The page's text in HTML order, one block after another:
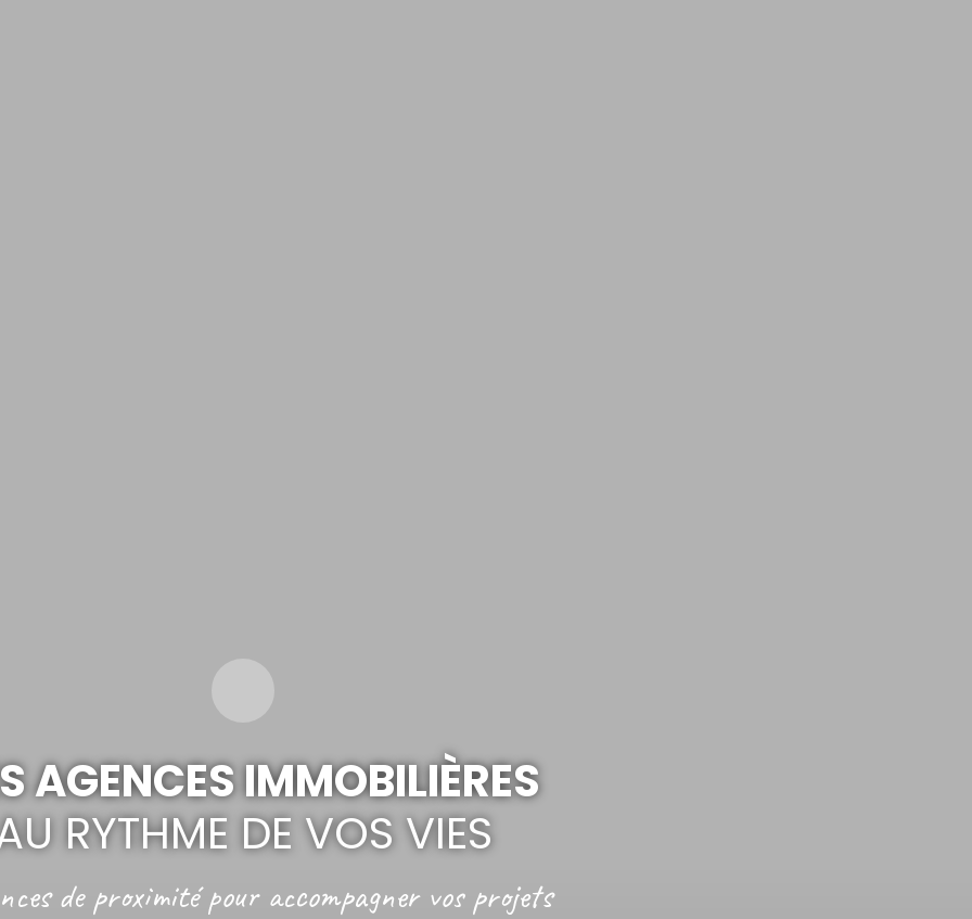
AGENCES IMMOBILIÈRES
RYTHME DE VOS VIES
de proximitépour accompagner vos projets